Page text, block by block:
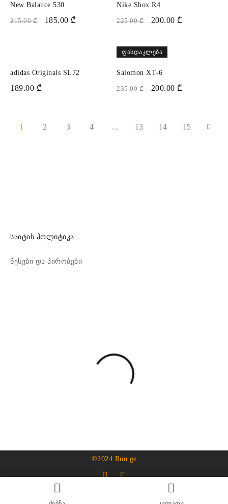
New Balance 530
215.00₾ 185.00 ₾
Nike Shox R4
225.00₾ 200.00 ₾
adidas Originals SL72
189.00 ₾
ᲤᲐᲡᲓᲐᲙᲚᲔᲑᲐ
Salomon XT-6
235.00₾ 200.00 ₾
1 2 3 4 … 13 14 15
საიტის პოლიტიკა
წესები და პირობები
©2024 Run.ge